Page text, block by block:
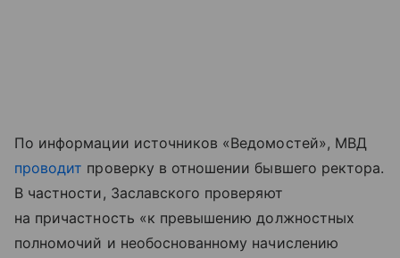
По информации источников «Ведомостей», МВД
проводит проверку в отношении бывшего ректора.
В частности, Заславского проверяют
на причастность «к превышению должностных
полномочий и необоснованному начислению